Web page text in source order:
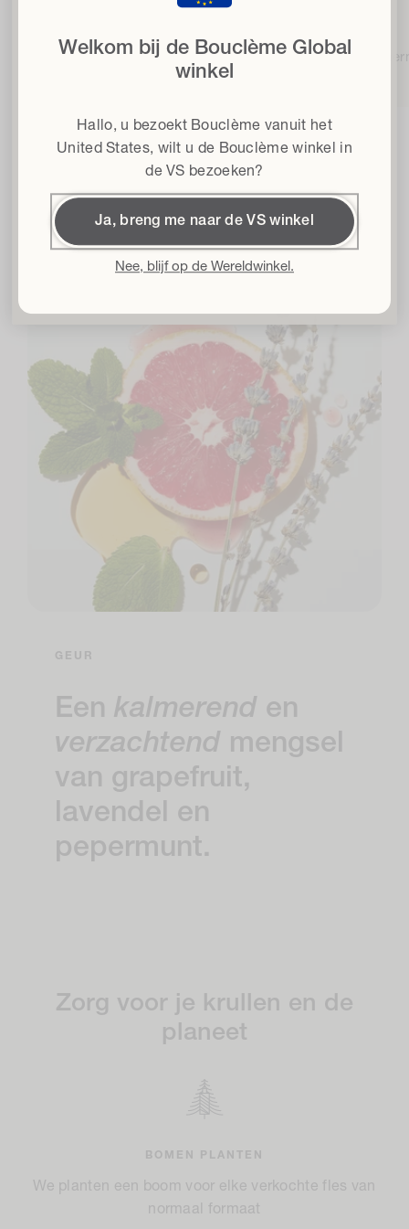
Hydrateert en voedt de huid
Ingrediënten
GEUR
Een kalmerend en
verzachtend mengsel
van grapefruit,
lavendel en
pepermunt.
Zorg voor je krullen en de
planeet
BOMEN PLANTEN
We planten een boom voor elke verkochte fles van
normaal formaat
Welkom bij de Bouclème Global
winkel
Hallo, u bezoekt Bouclème vanuit het
United States, wilt u de Bouclème winkel in
de VS bezoeken?
Ja, breng me naar de VS winkel
Nee, blijf op de Wereldwinkel.
wanneer u zich aanmeldt voor onze nieuwsbrief
Email
Ik ga akkoord met de Algemene Voorwaarden*
Door me in te schrijven accepteer ik het
Algemene
Voorwaardenen geef ik toestemming om Bouclème e-mails te ontvangen
over de nieuwste productlanceringen, verkopen en evenementen. U kunt zich
te allen tijde uitschrijven.